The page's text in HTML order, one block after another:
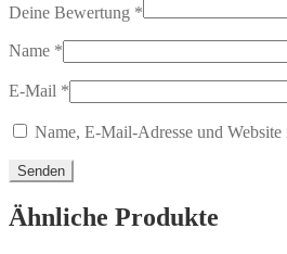
Deine Bewertung *
Name *
E-Mail *
Name, E-Mail-Adresse und
Ähnliche Produkte